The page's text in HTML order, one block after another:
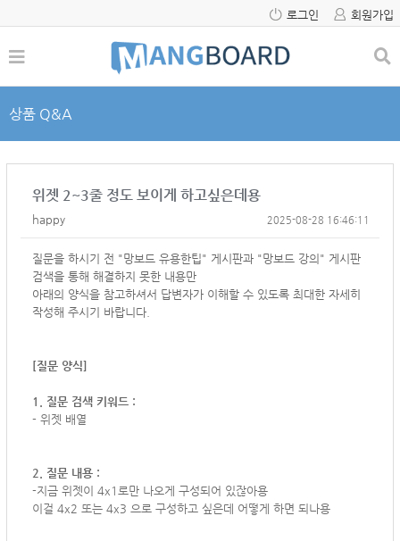
로그인 회원가입
상품 Q&A
위젯 2~3줄 정도 보이게 하고싶은데용
happy 2025-08-28 16:46:11
질문을 하시기 전 "망보드 유용한팁" 게시판과 "망보드 강의" 게시판
검색을 통해 해결하지 못한 내용만
아래의 양식을 참고하셔서 답변자가 이해할 수 있도록 최대한 자세히
작성해 주시기 바랍니다.
[질문 양식]
1. 질문 검색 키워드 :
- 위젯 배열
2. 질문 내용 :
-지금 위젯이 4x1로만 나오게 구성되어 있잖아용
이걸 4x2 또는 4x3 으로 구성하고 싶은데 어떻게 하면 되나용